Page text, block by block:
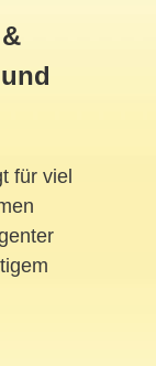
für viel